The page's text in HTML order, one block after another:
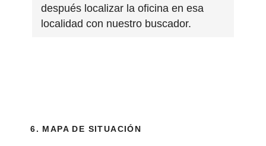
después localizar la oficina en esa
localidad con nuestro buscador.
6. MAPA DE SITUACIÓN